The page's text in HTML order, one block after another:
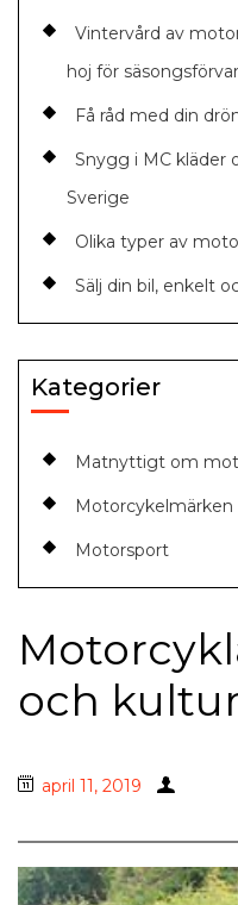
Vintervård av
hoj för
Få råd med din
Snygg i MC kläder
Sverige
Olika typer av
Sälj din bil, enkelt
Kategorier
Matnyttigt om
Motorcykelmärken
Motorsport
och
april 11, 2019